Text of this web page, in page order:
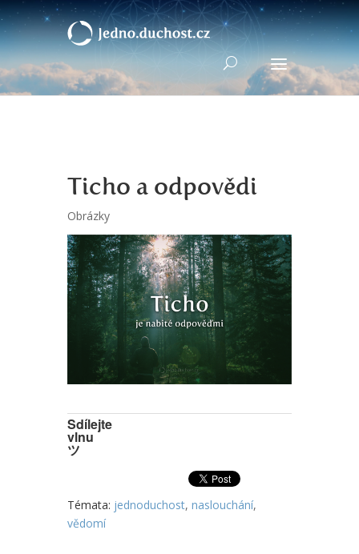
Ticho a odpovědi
Obrázky
Sdílejte
vlnu
ツ
Témata: jednoduchost, naslouchání,
vědomí